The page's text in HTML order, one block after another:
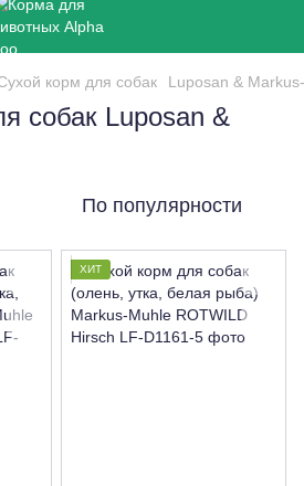
корм для собак Luposan &
собак Luposan &
По популярности
ХИТ